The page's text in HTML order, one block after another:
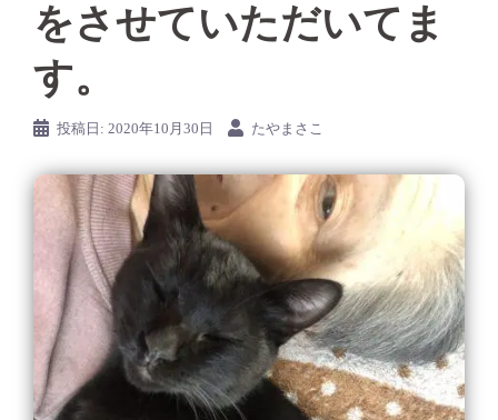
をさせていただいてま
す。
投稿日: 2020年10月30日 たやまさこ